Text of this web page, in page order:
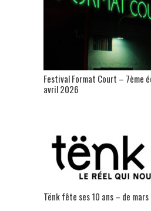
Festival Format Court – 7ème
avril 2026
Tënk fête ses 10 ans – de